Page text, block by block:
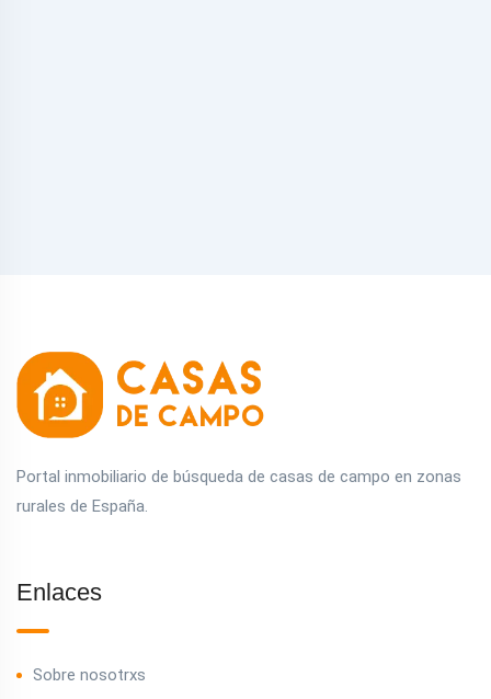
Portal inmobiliario de búsqueda de casas de campo en zonas
rurales de España.
Enlaces
Sobre nosotrxs